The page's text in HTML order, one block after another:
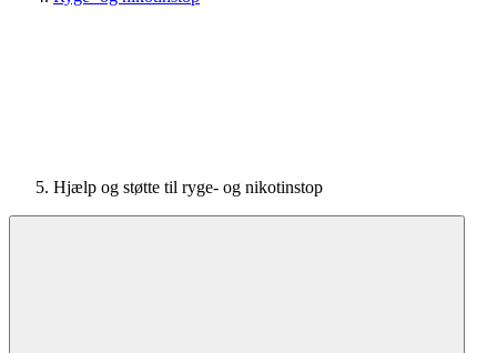
Hjælp og støtte til ryge- og nikotinstop